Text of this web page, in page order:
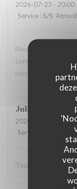
2026-07-23 - 20:00
Service : 5/5
Nouvelle
convaincant : plats
recommande
Julien
2026-07-16
- 20:00
Service
Tout est excellent